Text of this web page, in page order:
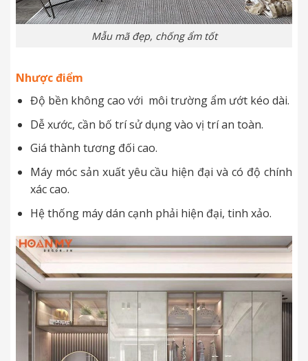
Mẫu mã đẹp, chống ẩm tốt
Nhược điểm
Độ bền không cao với môi trường ẩm ướt kéo dài.
Dễ xước, cần bố trí sử dụng vào vị trí an toàn.
Giá thành tương đối cao.
Máy móc sản xuất yêu cầu hiện đại và có độ chính
xác cao.
Hệ thống máy dán cạnh phải hiện đại, tinh xảo.